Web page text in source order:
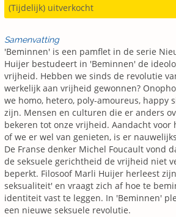
(Tijdelijk) uitverkocht
Samenvatting
'Beminnen' is een pamflet in de serie
Huijer bestudeert in 'Beminnen' de
vrijheid. Hebben we sinds de revolutie
werkelijk aan vrijheid gewonnen?
we homo, hetero, poly-amoureus, happy
zijn. Mensen en culturen die er anders
bekeren tot onze vrijheid. Aandacht voor
of we er wel van genieten, is er
De Franse denker Michel Foucault vond
de seksuele gerichtheid de vrijheid niet
beperkt. Filosoof Marli Huijer herleest
seksualiteit' en vraagt zich af hoe te
identiteit vast te leggen. In 'Beminnen'
een nieuwe seksuele revolutie.